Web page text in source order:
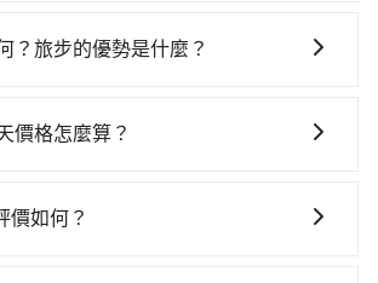
僅需花費約4,410元，費時2小時48分
tripool！
汽車保險與可能的罰單都需自付。再
沒有較大的七人座或九人座可供選
都好像在開樂透一樣。另外，偶爾也
程，屏東縣僅有合法計程車約370輛，
但當你們人數超過四位時，叫兩輛計
交通工具價格不同，可先確定您的預
耗時轉乘可選大眾運輸或較貴的計程
特定時間到達目的地可選包車或計程
旅步的優勢是什麼？
數的使用者都給予了高分評價。此
前取消均可無條件全額退費的承諾，讓
價格怎麼算？
車型而有所不同，建議可以直接上旅
價如何？